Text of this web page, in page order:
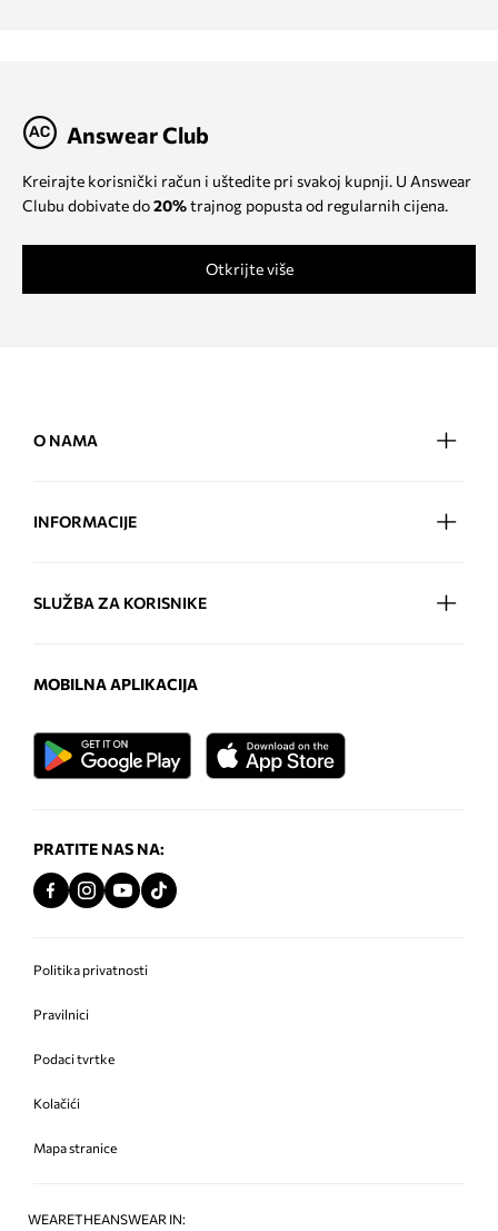
Answear Club
Kreirajte korisnički račun i uštedite pri svakoj kupnji. U Answear
Clubu dobivate do20%trajnog popusta od regularnih cijena.
Otkrijte više
O NAMA
INFORMACIJE
SLUŽBA ZA KORISNIKE
MOBILNA APLIKACIJA
PRATITE NAS NA:
Politika privatnosti
Pravilnici
Podaci tvrtke
Kolačići
Mapa stranice
WEARETHEANSWEAR IN: